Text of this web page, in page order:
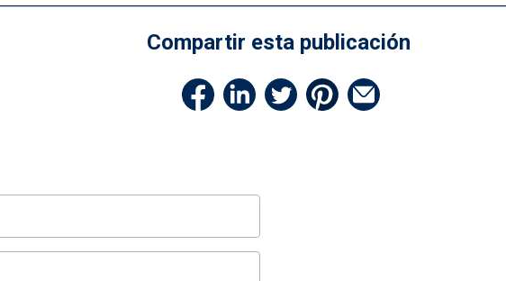
Compartir esta publicación